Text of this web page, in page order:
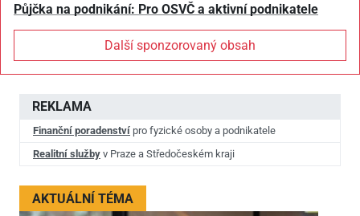
REKLAMA
Finanční poradenství pro fyzické osoby a podnikatele
Realitní služby v Praze a Středočeském kraji
AKTUÁLNÍ TÉMA
Půjčka na podnikání: Pro OSVČ a aktivní podnikatele
Další sponzorovaný obsah